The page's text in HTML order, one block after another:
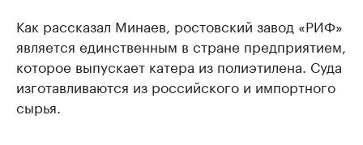
Как рассказал Минаев, ростовский завод «РИФ»
является единственным в стране предприятием,
которое выпускает катера из полиэтилена. Суда
изготавливаются из российского и импортного
сырья.